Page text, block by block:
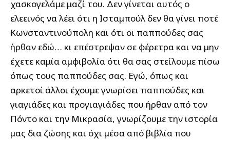
χασκογελάμε μαζί του. Δεν γίνεται αυτός ο
ελεεινός να λέει ότι η Ισταμπούλ δεν θα γίνει ποτέ
Κωνσταντινούπολη και ότι οι παππούδες σας
ήρθαν εδώ… κι επέστρεψαν σε φέρετρα και να μην
έχετε καμία αμφιβολία ότι θα σας στείλουμε πίσω
όπως τους παππούδες σας. Εγώ, όπως και
αρκετοί άλλοι έχουμε γνωρίσει παππούδες και
γιαγιάδες και προγιαγιάδες που ήρθαν από τον
Πόντο και την Μικρασία, γνωρίζουμε την ιστορία
μας δια ζώσης και όχι μέσα από βιβλία που